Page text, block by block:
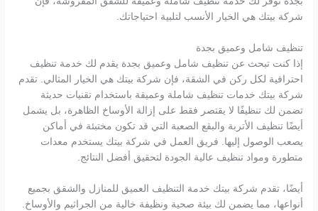
شركة بيتك هي الخيار الأنسب لتلبية احتياجاتك.
تنظيف شامل وعميق بجدة
إذا كنت تبحث عن تنظيف شامل وعميق بجدة يقدم لك خدمة تنظيف
احترافية لكل ركن في الشقة، فإن شركة بيتك هي الخيار المثالي. تقدم
شركة بيتك خدمات تنظيف شاملة وعميقة باستخدام تقنيات حديثة
تضمن لك تنظيفًا لا يقتصر فقط على إزالة الأوساخ الظاهرة، بل يشمل
أيضًا تنظيف الأتربة والبقع الصعبة التي قد تكون مختبئة في أماكن
يصعب الوصول إليها. فريق العمل في شركة بيتك يستخدم معدات
متطورة ومواد تنظيف عالية الجودة لتحقيق أفضل النتائج.
أيضًا، تقدم شركة بيتك خدمة التنظيف العميق للمنازل والشقق بجميع
أنواعها، مما يضمن لك بيئة صحية ونظيفة خالية من الجراثيم والأوساخ.